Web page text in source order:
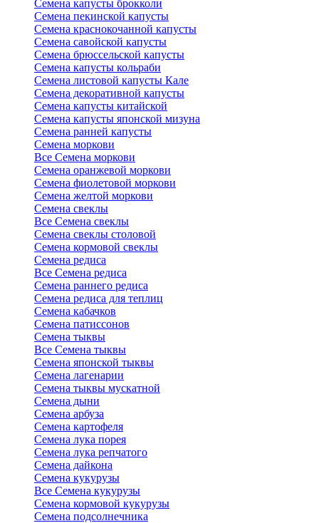
Семена капусты брокколи
Семена пекинской капусты
Семена краснокочанной капусты
Семена савойской капусты
Семена брюссельской капусты
Семена капусты кольраби
Семена листовой капусты Кале
Семена декоративной капусты
Семена капусты китайской
Семена капусты японской мизуна
Семена ранней капусты
Семена моркови
Все Семена моркови
Семена оранжевой моркови
Семена фиолетовой моркови
Семена желтой моркови
Семена свеклы
Все Семена свеклы
Семена свеклы столовой
Семена кормовой свеклы
Семена редиса
Все Семена редиса
Семена раннего редиса
Семена редиса для теплиц
Семена кабачков
Семена патиссонов
Семена тыквы
Все Семена тыквы
Семена японской тыквы
Семена лагенарии
Семена тыквы мускатной
Семена дыни
Семена арбуза
Семена картофеля
Семена лука порея
Семена лука репчатого
Семена дайкона
Семена кукурузы
Все Семена кукурузы
Семена кормовой кукурузы
Семена подсолнечника